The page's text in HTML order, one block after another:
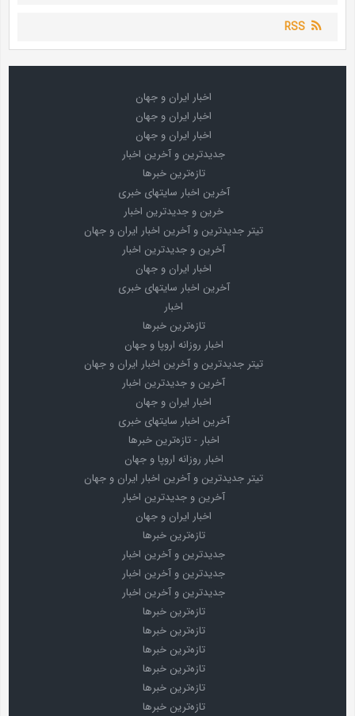
RSS
اخبار ایران و جهان
اخبار ایران و جهان
اخبار ایران و جهان
جدیدترین و آخرین اخبار
تازه‌ترین خبرها
آخرین اخبار سایتهای خبری
خرین و جدیدترین اخبار
تیتر جدیدترین و آخرین اخبار ایران و جهان
آخرین و جدیدترین اخبار
اخبار ایران و جهان
آخرین اخبار سایتهای خبری
اخبار
تازه‌ترین خبرها
اخبار روزانه اروپا و جهان
تیتر جدیدترین و آخرین اخبار ایران و جهان
آخرین و جدیدترین اخبار
اخبار ایران و جهان
آخرین اخبار سایتهای خبری
اخبار - تازه‌ترین خبرها
اخبار روزانه اروپا و جهان
تیتر جدیدترین و آخرین اخبار ایران و جهان
آخرین و جدیدترین اخبار
اخبار ایران و جهان
تازه‌ترین خبرها
جدیدترین و آخرین اخبار
جدیدترین و آخرین اخبار
جدیدترین و آخرین اخبار
تازه‌ترین خبرها
تازه‌ترین خبرها
تازه‌ترین خبرها
تازه‌ترین خبرها
تازه‌ترین خبرها
تازه‌ترین خبرها